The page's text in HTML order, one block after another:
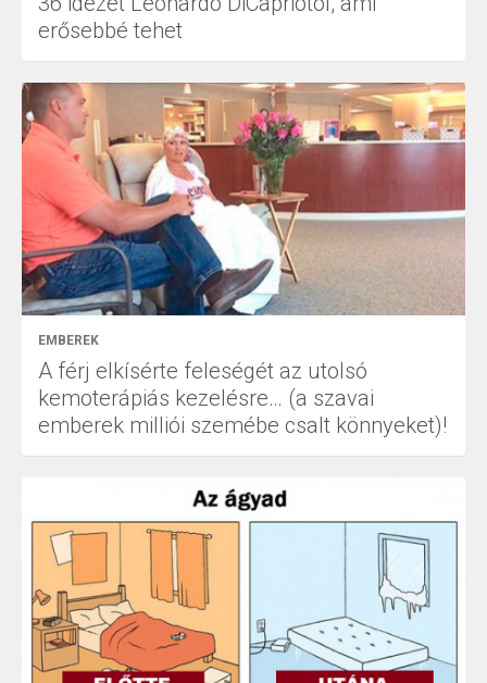
erősebbé tehet
EMBEREK
A férj elkísérte feleségét az utolsó
kemoterápiás kezelésre… (a szavai
emberek milliói szemébe csalt könnyeket)!